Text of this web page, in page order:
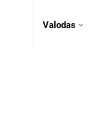
Valodas